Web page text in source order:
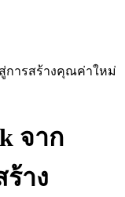
การสร้างคุณค่าใหม่
จาก
าง